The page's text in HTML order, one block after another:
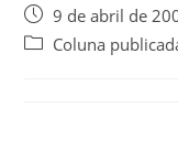
9 de abril de
Coluna